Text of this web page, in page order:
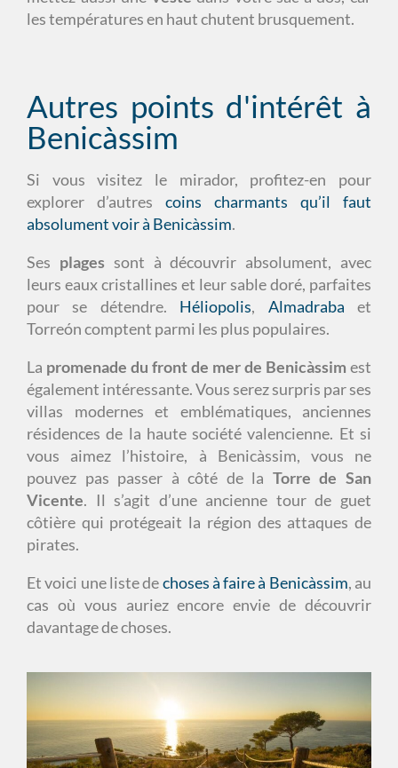
les températures en haut chutent brusquement.
Autres points d'intérêt à
Benicàssim
Si vous visitez le mirador, profitez-en pour
explorer d’autres coins charmants qu’il faut
absolument voir à Benicàssim.
Ses plages sont à découvrir absolument, avec
leurs eaux cristallines et leur sable doré, parfaites
pour se détendre. Héliopolis, Almadraba et
Torreón comptent parmi les plus populaires.
La promenade du front de mer de Benicàssim est
également intéressante. Vous serez surpris par ses
villas modernes et emblématiques, anciennes
résidences de la haute société valencienne. Et si
vous aimez l’histoire, à Benicàssim, vous ne
pouvez pas passer à côté de la Torre de San
Vicente. Il s’agit d’une ancienne tour de guet
côtière qui protégeait la région des attaques de
pirates.
Et voici une liste dechoses à faire à Benicàssim, au
cas où vous auriez encore envie de découvrir
davantage de choses.